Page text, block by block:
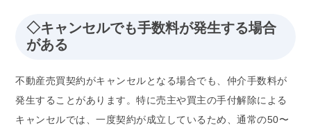
◇キャンセルでも手数料が発生する場合
がある
不動産売買契約がキャンセルとなる場合でも、仲介手数料が
発生することがあります。特に売主や買主の手付解除による
キャンセルでは、一度契約が成立しているため、通常の50〜